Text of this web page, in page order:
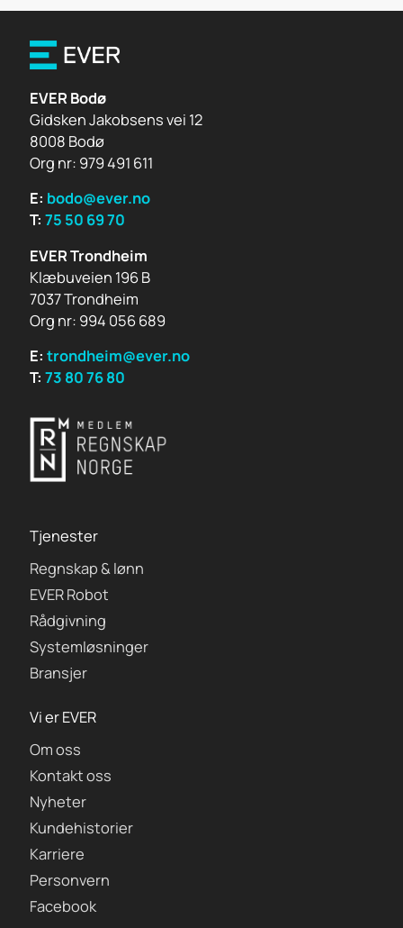
EVER Bodø
Gidsken Jakobsens vei 12
8008 Bodø
Org nr: 979 491 611
E: bodo@ever.no
T: 75 50 69 70
EVER Trondheim
Klæbuveien 196 B
7037 Trondheim
Org nr: 994 056 689
E: trondheim@ever.no
T: 73 80 76 80
Tjenester
Regnskap & lønn
EVER Robot
Rådgivning
Systemløsninger
Bransjer
Vi er EVER
Om oss
Kontakt oss
Nyheter
Kundehistorier
Karriere
Personvern
Facebook